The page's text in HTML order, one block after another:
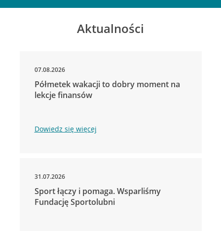
Aktualności
07.08.2026
Półmetek wakacji to dobry moment na
lekcje finansów
Dowiedz się więcej
31.07.2026
Sport łączy i pomaga. Wsparliśmy
Fundację Sportolubni